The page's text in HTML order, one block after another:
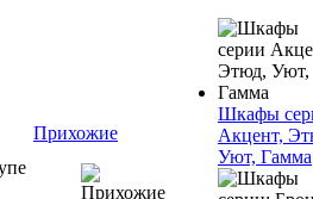
Прихожие
Шкафы
Акцент,
Уют, Гамма